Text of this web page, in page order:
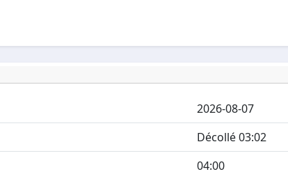
2026-08-07
Décollé 03:02
04:00